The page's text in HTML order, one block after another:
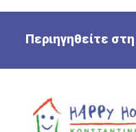
Περιηγηθείτε